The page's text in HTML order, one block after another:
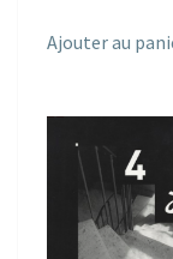
Ajouter au